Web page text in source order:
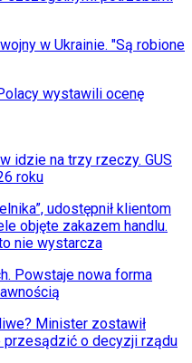
w Ukrainie. "Są robione
wystawili ocenę
idzie na trzy rzeczy. GUS
roku
udostępnił klientom
objęte zakazem handlu.
nie wystarcza
Powstaje nowa forma
Minister zostawił
przesądzić o decyzji rządu